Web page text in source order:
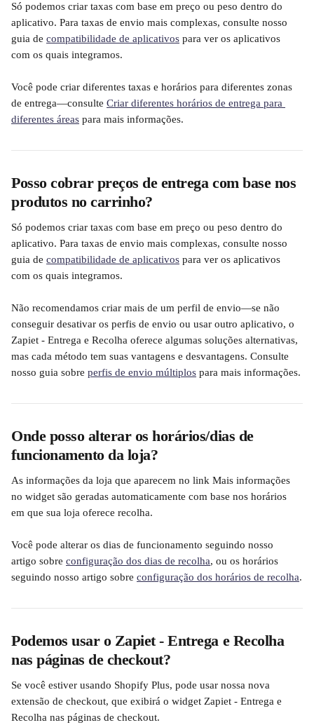
Só podemos criar taxas com base em preço ou peso dentro do
aplicativo. Para taxas de envio mais complexas, consulte nosso
guia de compatibilidade de aplicativos para ver os aplicativos
com os quais integramos.
Você pode criar diferentes taxas e horários para diferentes zonas
de entrega—consulte Criar diferentes horários de entrega para
diferentes áreas para mais informações.
Posso cobrar preços de entrega com base nos
produtos no carrinho?
Só podemos criar taxas com base em preço ou peso dentro do
aplicativo. Para taxas de envio mais complexas, consulte nosso
guia de compatibilidade de aplicativos para ver os aplicativos
com os quais integramos.
Não recomendamos criar mais de um perfil de envio—se não
conseguir desativar os perfis de envio ou usar outro aplicativo, o
Zapiet - Entrega e Recolha oferece algumas soluções alternativas,
mas cada método tem suas vantagens e desvantagens. Consulte
nosso guia sobre perfis de envio múltiplos para mais informações.
Onde posso alterar os horários/dias de
funcionamento da loja?
As informações da loja que aparecem no link Mais informações
no widget são geradas automaticamente com base nos horários
em que sua loja oferece recolha.
Você pode alterar os dias de funcionamento seguindo nosso
artigo sobre configuração dos dias de recolha, ou os horários
seguindo nosso artigo sobre configuração dos horários de recolha.
Podemos usar o Zapiet - Entrega e Recolha
nas páginas de checkout?
Se você estiver usando Shopify Plus, pode usar nossa nova
extensão de checkout, que exibirá o widget Zapiet - Entrega e
Recolha nas páginas de checkout.